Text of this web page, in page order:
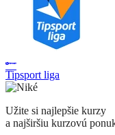
Tipsport liga
Užite si najlepšie kurzy
a najširšiu kurzovú